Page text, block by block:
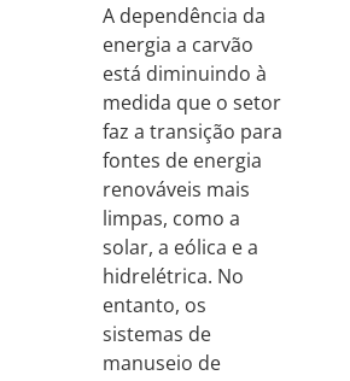
A dependência da
energia a carvão
está diminuindo à
medida que o setor
faz a transição para
fontes de energia
renováveis mais
limpas, como a
solar, a eólica e a
hidrelétrica. No
entanto, os
sistemas de
manuseio de